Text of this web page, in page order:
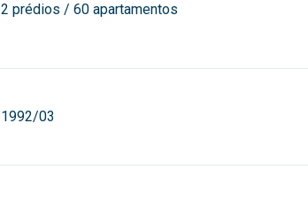
2 prédios / 60 apartamentos
1992/03